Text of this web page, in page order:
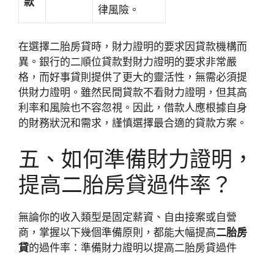
律風險。
在選擇二胎房貸時，財力證明的要求因貸款機構而
異。銀行的二順位貸款對財力證明的要求非常嚴
格，而好事貸則提供了更大的靈活性，無需必須提
供財力證明。雖然民間貸款不看財力證明，但其高
利率和風險也不容忽視。因此，借款人應根據自身
的財務狀況和需求，謹慎選擇最合適的貸款方案。
五、如何準備財力證明，
提高二胎房貸過件率？
無論你的收入類型是固定薪資、自由接案或自營
商，掌握以下幾個準備原則，都能大幅提高二胎房
貸的過件率：準備財力證明以提高二胎房貸過件